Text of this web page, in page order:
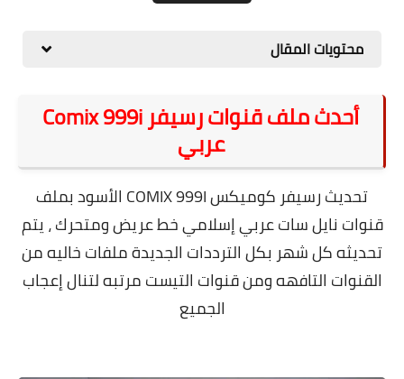
حماية
أدوات كهربائية
قوالب وشروحات بلوجر
كوميدي
محتويات المقال
أحدث ملف قنوات رسيفر Comix 999i
عربي
تحديث رسيفر كوميكس COMIX 999I الأسود بملف
قنوات نايل سات عربي إسلامي خط عريض ومتحرك ، يتم
تحديثه كل شهر بكل الترددات الجديدة ملفات خاليه من
القنوات التافهه ومن قنوات التيست مرتبه لتنال إعجاب
الجميع